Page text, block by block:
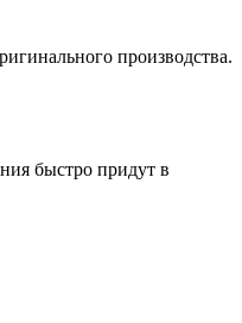
производства.
быстро придут в